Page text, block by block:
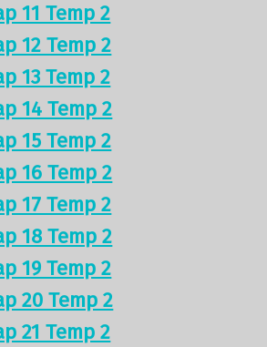
11 Temp 2
12 Temp 2
13 Temp 2
14 Temp 2
15 Temp 2
16 Temp 2
17 Temp 2
18 Temp 2
19 Temp 2
20 Temp 2
21 Temp 2